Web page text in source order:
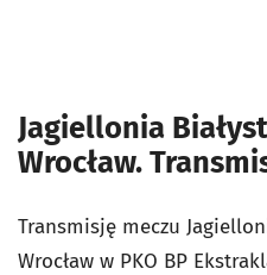
Jagiellonia
Wrocław.
Transmisję meczu
Wrocław w PKO BP